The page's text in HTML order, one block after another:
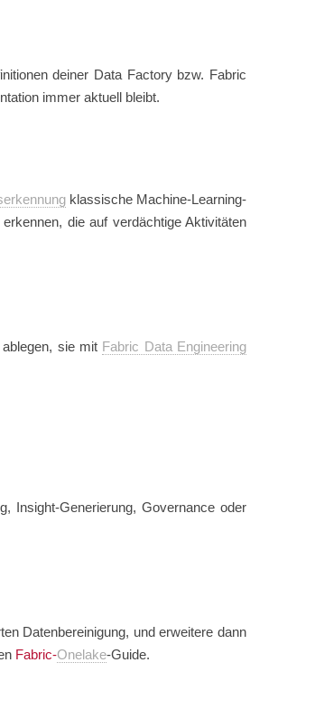
deiner Data Factory bzw. Fabric
immer aktuell bleibt.
klassische Machine-Learning-
die auf verdächtige Aktivitäten
sie mit Fabric Data Engineering
Insight-Generierung, Governance oder
Datenbereinigung, und erweitere dann
Fabric-Onelake-Guide.